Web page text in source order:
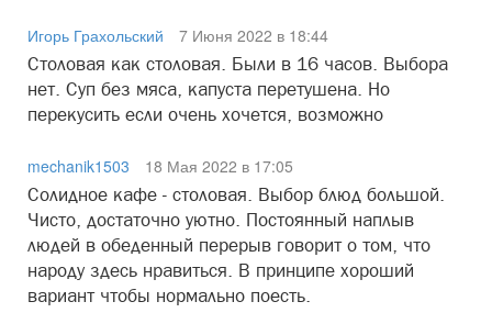
Игорь Грахольский
7 Июня 2022 в 18:44
Столовая как столовая. Были в 16 часов. Выбора
нет. Суп без мяса, капуста перетушена. Но
перекусить если очень хочется, возможно
mechanik1503
18 Мая 2022 в 17:05
Солидное кафе - столовая. Выбор блюд большой.
Чисто, достаточно уютно. Постоянный наплыв
людей в обеденный перерыв говорит о том, что
народу здесь нравиться. В принципе хороший
вариант чтобы нормально поесть.